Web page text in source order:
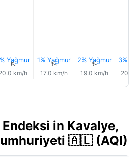
Yağmur
↑
km/h
1% Yağmur
↑
17.0 km/h
2% Yağmur
↑
19.0 km/h
3%
20.0
in Kavalye,
🇦🇱 (AQI)